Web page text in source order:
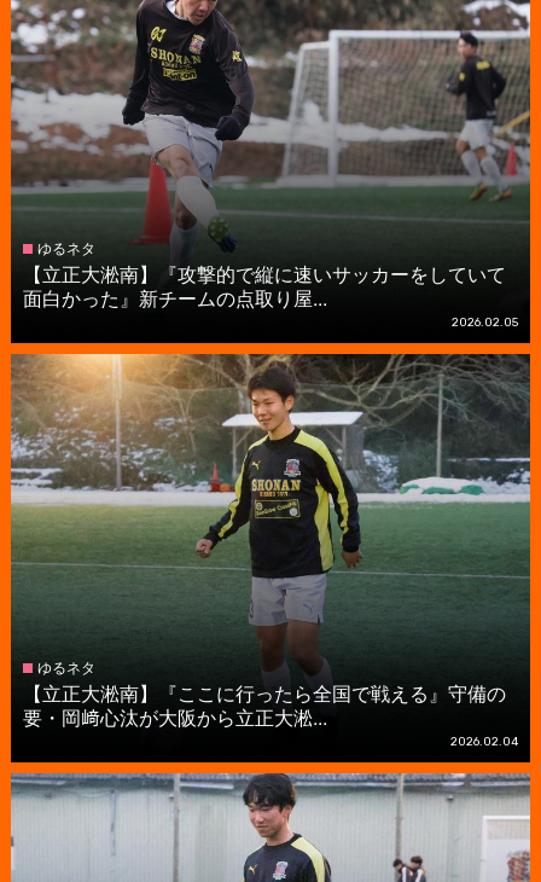
ゆるネタ
【立正大淞南】『攻撃的で縦に速いサッカーをしていて
面白かった』新チームの点取り屋...
2026.02.05
ゆるネタ
【立正大淞南】『ここに行ったら全国で戦える』守備の
要・岡﨑心汰が大阪から立正大淞...
2026.02.04